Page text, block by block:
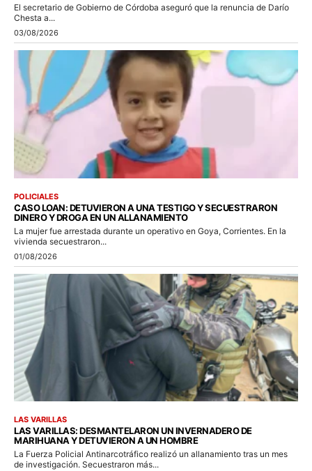
El secretario de Gobierno de Córdoba aseguró que la renuncia de Darío
Chesta a...
03/08/2026
POLICIALES
CASO LOAN: DETUVIERON A UNA TESTIGO Y SECUESTRARON
DINERO Y DROGA EN UN ALLANAMIENTO
La mujer fue arrestada durante un operativo en Goya, Corrientes. En la
vivienda secuestraron...
01/08/2026
LAS VARILLAS
LAS VARILLAS: DESMANTELARON UN INVERNADERO DE
MARIHUANA Y DETUVIERON A UN HOMBRE
La Fuerza Policial Antinarcotráfico realizó un allanamiento tras un mes
de investigación. Secuestraron más...